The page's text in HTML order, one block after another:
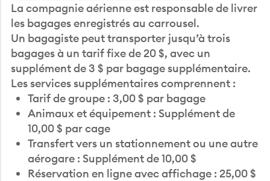
La compagnie aérienne est responsable de livrer
les bagages enregistrés au carrousel.
Un bagagiste peut transporter jusqu’à trois
bagages à un tarif fixe de 20 $, avec un
supplément de 3 $ par bagage supplémentaire.
Les services supplémentaires comprennent :
Tarif de groupe : 3,00 $ par bagage
Animaux et équipement : Supplément de
10,00 $ par cage
Transfert vers un stationnement ou une autre
aérogare : Supplément de 10,00 $
Réservation en ligne avec affichage : 25,00 $